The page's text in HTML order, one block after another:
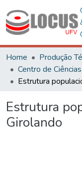
Home
Produção
Centro de
Estrutura
Girolando